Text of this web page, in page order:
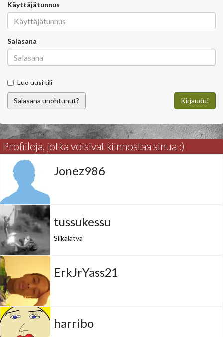
Käyttäjätunnus
Salasana
Luo uusi tili
Salasana unohtunut? Kirjaudu!
Profiileja, jotka voisivat kiinnostaa sinua :)
Jonez986
tussukessu
Siikalatva
ErkJrYass21
harribo